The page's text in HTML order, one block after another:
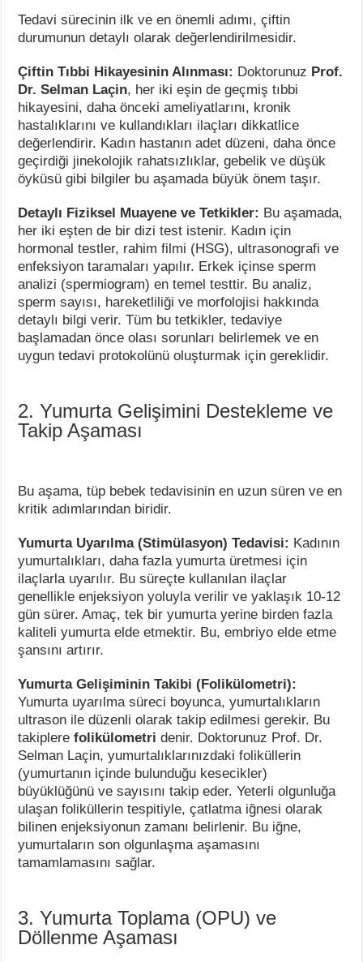
Tedavi sürecinin ilk ve en önemli adımı, çiftin
durumunun detaylı olarak değerlendirilmesidir.
Çiftin Tıbbi Hikayesinin Alınması: Doktorunuz Prof.
Dr. Selman Laçin, her iki eşin de geçmiş tıbbi
hikayesini, daha önceki ameliyatlarını, kronik
hastalıklarını ve kullandıkları ilaçları dikkatlice
değerlendirir. Kadın hastanın adet düzeni, daha önce
geçirdiği jinekolojik rahatsızlıklar, gebelik ve düşük
öyküsü gibi bilgiler bu aşamada büyük önem taşır.
Detaylı Fiziksel Muayene ve Tetkikler: Bu aşamada,
her iki eşten de bir dizi test istenir. Kadın için
hormonal testler, rahim filmi (HSG), ultrasonografi ve
enfeksiyon taramaları yapılır. Erkek içinse sperm
analizi (spermiogram) en temel testtir. Bu analiz,
sperm sayısı, hareketliliği ve morfolojisi hakkında
detaylı bilgi verir. Tüm bu tetkikler, tedaviye
başlamadan önce olası sorunları belirlemek ve en
uygun tedavi protokolünü oluşturmak için gereklidir.
2. Yumurta Gelişimini Destekleme ve
Takip Aşaması
Bu aşama, tüp bebek tedavisinin en uzun süren ve en
kritik adımlarından biridir.
Yumurta Uyarılma (Stimülasyon) Tedavisi: Kadının
yumurtalıkları, daha fazla yumurta üretmesi için
ilaçlarla uyarılır. Bu süreçte kullanılan ilaçlar
genellikle enjeksiyon yoluyla verilir ve yaklaşık 10-12
gün sürer. Amaç, tek bir yumurta yerine birden fazla
kaliteli yumurta elde etmektir. Bu, embriyo elde etme
şansını artırır.
Yumurta Gelişiminin Takibi (Folikülometri):
Yumurta uyarılma süreci boyunca, yumurtalıkların
ultrason ile düzenli olarak takip edilmesi gerekir. Bu
takiplerefolikülometri denir. Doktorunuz Prof. Dr.
Selman Laçin, yumurtalıklarınızdaki foliküllerin
(yumurtanın içinde bulunduğu kesecikler)
büyüklüğünü ve sayısını takip eder. Yeterli olgunluğa
ulaşan foliküllerin tespitiyle, çatlatma iğnesi olarak
bilinen enjeksiyonun zamanı belirlenir. Bu iğne,
yumurtaların son olgunlaşma aşamasını
tamamlamasını sağlar.
3. Yumurta Toplama (OPU) ve
Döllenme Aşaması